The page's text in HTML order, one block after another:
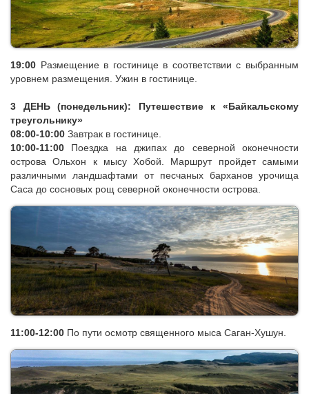
19:00 Размещение в гостинице в соответствии с выбранным
уровнем размещения . Ужин в гостинице.
3 ДЕНЬ (понедельник): Путешествие к «Байкальскому
треугольнику»
08:00-10:00 Завтрак в гостинице.
10:00-11:00 Поездка на джипах до северной оконечности
острова Ольхон к мысу Хобой. Маршрут пройдет самыми
различными ландшафтами от песчаных барханов урочища
Саса до сосновых рощ северной оконечности острова.
11:00-12:00 По пути осмотр священного мыса Саган-Хушун.